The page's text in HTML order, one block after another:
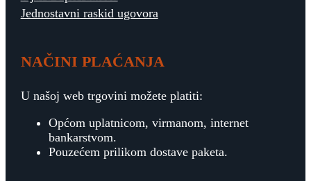
Jednostavni raskid ugovora
NAČINI PLAĆANJA
U našoj web trgovini možete platiti:
Općom uplatnicom, virmanom, internet
bankarstvom.
Pouzećem prilikom dostave paketa.